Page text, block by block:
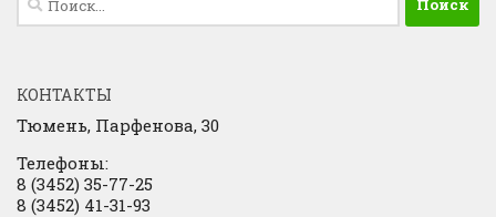
КОНТАКТЫ
Тюмень, Парфенова, 30
Телефоны:
8 (3452) 35-77-25
8 (3452) 41-31-93